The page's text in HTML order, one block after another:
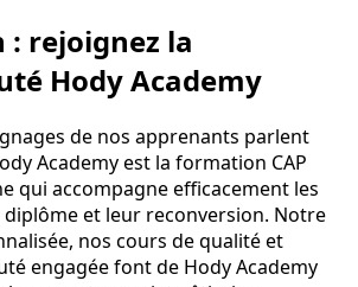
: rejoignez la
Hody Academy
de nos apprenants parlent
Academy est la formation CAP
qui accompagne efficacement les
et leur reconversion. Notre
nos cours de qualité et
engagée font de Hody Academy